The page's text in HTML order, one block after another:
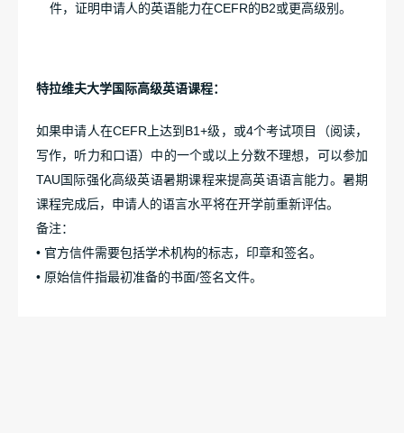
件，证明申请人的英语能力在CEFR的B2或更高级别。
特拉维夫大学国际高级英语课程：
如果申请人在CEFR上达到B1+级，或4个考试项目（阅读，
写作，听力和口语）中的一个或以上分数不理想，可以参加
TAU国际强化高级英语暑期课程来提高英语语言能力。暑期
课程完成后，申请人的语言水平将在开学前重新评估。
备注：
• 官方信件需要包括学术机构的标志，印章和签名。
• 原始信件指最初准备的书面/签名文件。